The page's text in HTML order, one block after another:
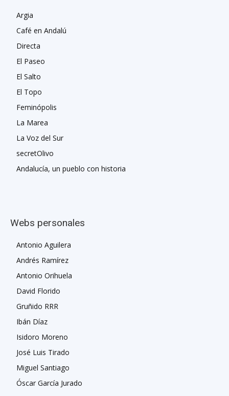
Argia
Café en Andalú
Directa
El Paseo
El Salto
El Topo
Feminópolis
La Marea
La Voz del Sur
secretOlivo
Andalucía, un pueblo con historia
Webs personales
Antonio Aguilera
Andrés Ramírez
Antonio Orihuela
David Florido
Gruñido RRR
Ibán Díaz
Isidoro Moreno
José Luis Tirado
Miguel Santiago
Óscar García Jurado